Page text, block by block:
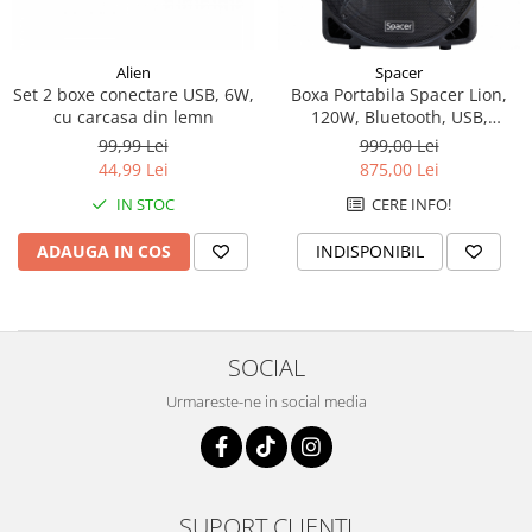
Alimentatoare Laptopuri
Componente Laptop
Alien
Set 2 boxe conectare USB, 6W,
cu carcasa din lemn
99,99 Lei
44,99 Lei
IN STOC
ADAUGA IN COS
Spacer
Boxa Portabila Spacer Lion,
120W, Bluetooth, USB,
microSD, Negru
999,00 Lei
875,00 Lei
CERE INFO!
INDISPONIBIL
SOCIAL
Urmareste-ne in social media